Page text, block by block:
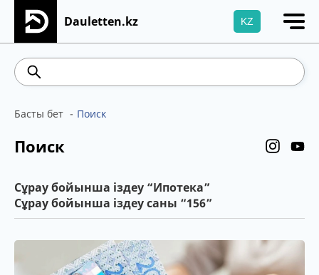
Dauletten.kz KZ
Сіздің өтінішіңіз сәтті жіберілді, Рақмет!
Басты бет Поиск
Поиск
Сұрау бойынша іздеу “Ипотека”
Сұрау бойынша іздеу саны “156”